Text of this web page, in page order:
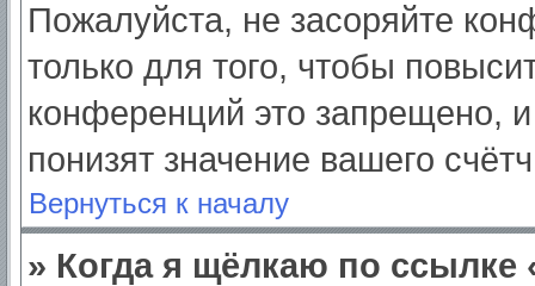
Пожалуйста, не засоряйте
только для того, чтобы
конференций это запрещено,
понизят значение вашего
Вернуться к началу
» Когда я щёлкаю по ссылке